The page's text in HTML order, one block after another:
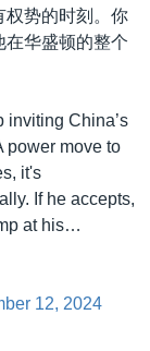
权势的时刻。你
在华盛顿的整个
inviting China’s
power move to
it's
If he accepts,
at his…
12, 2024